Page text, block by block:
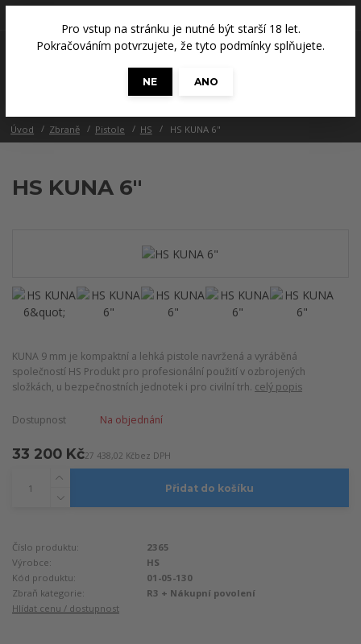
Pro vstup na stránku je nutné být starší 18 let.
Pokračováním potvrzujete, že tyto podmínky splňujete.
NE
ANO
0 Kč
Úvod Zbraně Pistole HS HS KUNA 6"
HS KUNA 6"
KUNA 9 mm je kompaktní a lehká pistole navržená a vyráběná
společností HS Produkt pro profesionální použití v ozbrojených
složkách, u bezpečnostních jednotek i pro civilní trh. celý popis
Dostupnost Na objednání
33 200 Kč27 438,02 Kčbez DPH
Přidat do košíku
Číslo produktu:
2365
Výrobce:
HS
Kód produktu:
01-05-130
Zbraň kategorie:
R3 + Nákupní povolení
Hlídat cenu / dostupnost